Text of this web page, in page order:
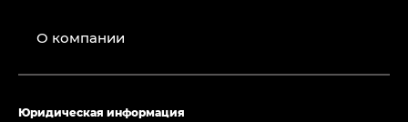
О компании
Юридическая информация